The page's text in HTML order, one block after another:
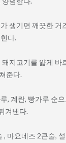
생기면 깨끗한 거
다.
지고기를 얇게 바
준다.
, 계란, 빵가루 순으
겨낸다.
, 마요네즈 2큰술,